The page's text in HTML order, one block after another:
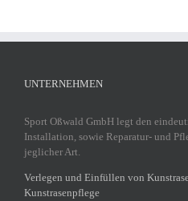
UNTERNEHMEN
Sport Oßwald GmbH legt den
Installation, sowie Reparatur- und
jeglicher Art.
Verlegen und Einfüllen von
Kunstrasenpflege